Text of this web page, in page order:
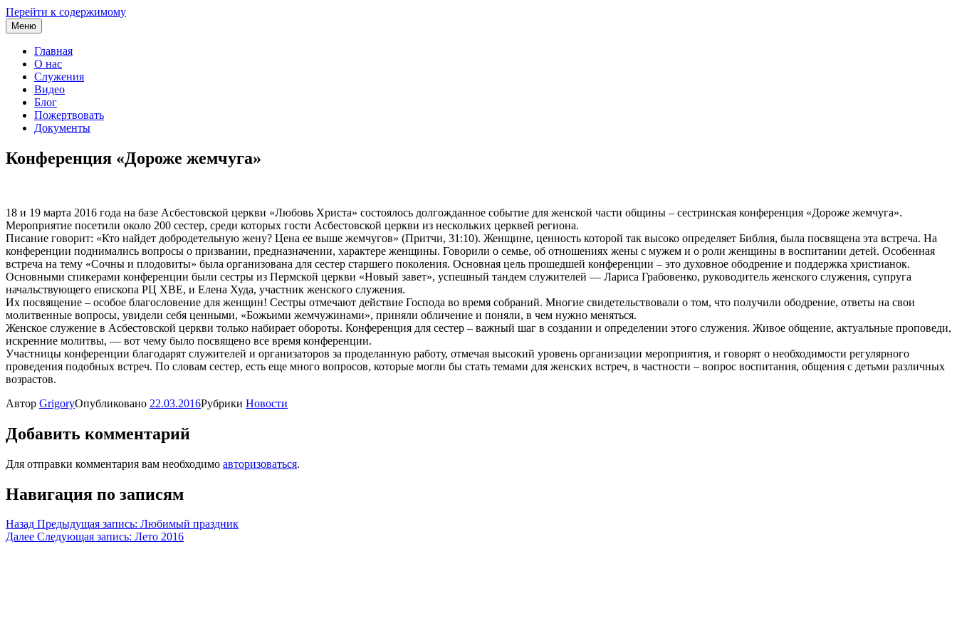
Перейти к содержимому
Меню
Главная
О нас
Служения
Видео
Блог
Пожертвовать
Документы
Конференция «Дороже жемчуга»
18 и 19 марта 2016 года на базе Асбестовской церкви «Любовь Христа» состоялось долгожданное событие для женской части общины – сестринская конференция «Дороже жемчуга».
Мероприятие посетили около 200 сестер, среди которых гости Асбестовской церкви из нескольких церквей региона.
Писание говорит: «Кто найдет добродетельную жену? Цена ее выше жемчугов» (Притчи, 31:10). Женщине, ценность которой так высоко определяет Библия, была посвящена эта встреча. На
конференции поднимались вопросы о призвании, предназначении, характере женщины. Говорили о семье, об отношениях жены с мужем и о роли женщины в воспитании детей. Особенная
встреча на тему «Сочны и плодовиты» была организована для сестер старшего поколения. Основная цель прошедшей конференции – это духовное ободрение и поддержка христианок.
Основными спикерами конференции были сестры из Пермской церкви «Новый завет», успешный тандем служителей — Лариса Грабовенко, руководитель женского служения, супруга
начальствующего епископа РЦ ХВЕ, и Елена Худа, участник женского служения.
Их посвящение – особое благословение для женщин! Сестры отмечают действие Господа во время собраний. Многие свидетельствовали о том, что получили ободрение, ответы на свои
молитвенные вопросы, увидели себя ценными, «Божьими жемчужинами», приняли обличение и поняли, в чем нужно меняться.
Женское служение в Асбестовской церкви только набирает обороты. Конференция для сестер – важный шаг в создании и определении этого служения. Живое общение, актуальные проповеди,
искренние молитвы, — вот чему было посвящено все время конференции.
Участницы конференции благодарят служителей и организаторов за проделанную работу, отмечая высокий уровень организации мероприятия, и говорят о необходимости регулярного
проведения подобных встреч. По словам сестер, есть еще много вопросов, которые могли бы стать темами для женских встреч, в частности – вопрос воспитания, общения с детьми различных
возрастов.
Автор GrigoryОпубликовано 22.03.2016Рубрики Новости
Добавить комментарий
Для отправки комментария вам необходимо авторизоваться.
Навигация по записям
Назад Предыдущая запись: Любимый праздник
Далее Следующая запись: Лето 2016